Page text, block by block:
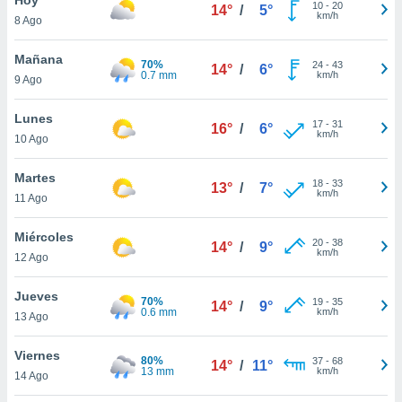
en
más
nuestra
de
cookies
aceptar
8 Ago
14° / 5° 10- 20
km/h
Mañana
9 Ago
70%
0.7 mm
14° / 6° 24- 43
km/h
Lunes
10 Ago
16° / 6° 17- 31
km/h
Martes
11 Ago
13° / 7° 18- 33
km/h
Miércoles
12 Ago
14° / 9° 20- 38
km/h
Jueves
13 Ago
70%
0.6 mm
14° / 9° 19- 35
km/h
Viernes
14 Ago
80%
13 mm
14° / 11° 37- 68
km/h